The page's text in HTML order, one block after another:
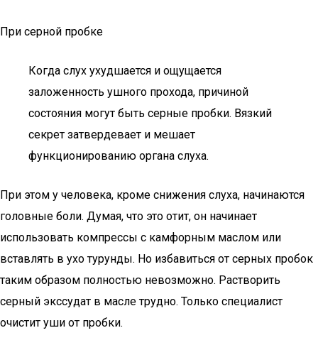
При серной пробке
Когда слух ухудшается и ощущается
заложенность ушного прохода, причиной
состояния могут быть серные пробки. Вязкий
секрет затвердевает и мешает
функционированию органа слуха.
При этом у человека, кроме снижения слуха, начинаются
головные боли. Думая, что это отит, он начинает
использовать компрессы с камфорным маслом или
вставлять в ухо турунды. Но избавиться от серных пробок
таким образом полностью невозможно. Растворить
серный экссудат в масле трудно. Только специалист
очистит уши от пробки.